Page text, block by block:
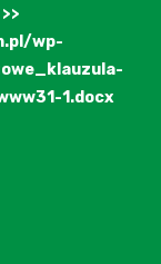
wp-
1.docx